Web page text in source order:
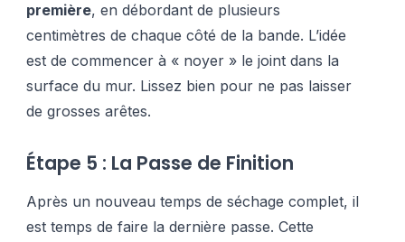
première, en débordant de plusieurs
centimètres de chaque côté de la bande. L’idée
est de commencer à « noyer » le joint dans la
surface du mur. Lissez bien pour ne pas laisser
de grosses arêtes.
Étape 5 : La Passe de Finition
Après un nouveau temps de séchage complet, il
est temps de faire la dernière passe. Cette